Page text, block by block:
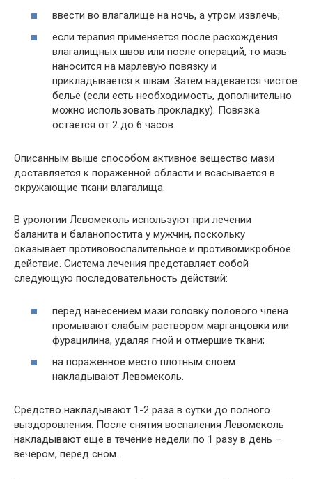
ввести во влагалище на ночь, а утром извлечь;
если терапия применяется после расхождения
влагалищных швов или после операций, то мазь
наносится на марлевую повязку и
прикладывается к швам. Затем надевается чистое
бельё (если есть необходимость, дополнительно
можно использовать прокладку). Повязка
остается от 2 до 6 часов.
Описанным выше способом активное вещество мази
доставляется к пораженной области и всасывается в
окружающие ткани влагалища.
В урологии Левомеколь используют при лечении
баланита и баланопостита у мужчин, поскольку
оказывает противовоспалительное и противомикробное
действие. Система лечения представляет собой
следующую последовательность действий:
перед нанесением мази головку полового члена
промывают слабым раствором марганцовки или
фурацилина, удаляя гной и отмершие ткани;
на пораженное место плотным слоем
накладывают Левомеколь.
Средство накладывают 1-2 раза в сутки до полного
выздоровления. После снятия воспаления Левомеколь
накладывают еще в течение недели по 1 разу в день –
вечером, перед сном.